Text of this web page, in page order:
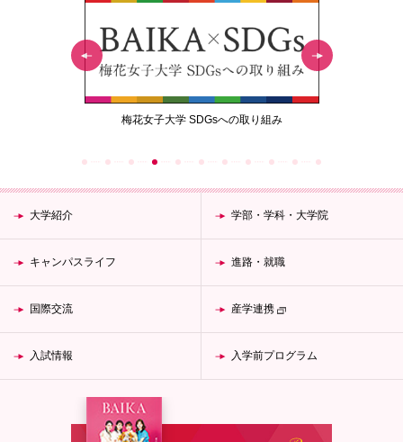
梅花エクスプレス デジタルブック
大学紹介 学部・学科・大学院
キャンパスライフ 進路・就職
国際交流 産学連携
入試情報 入学前プログラム